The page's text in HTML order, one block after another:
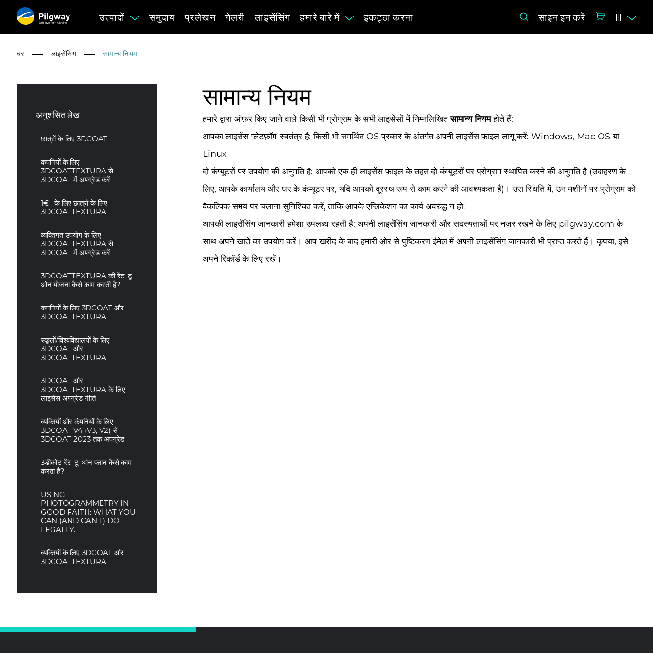
with love from Ukraine
उत्पादों समुदाय प्रलेखन गेलरी लाइसेंसिंग हमारे बारे में इकट्ठा करना साइन इन करें HI
घर लाइसेंसिंग सामान्य नियम
अनुशंसित लेख
छात्रों के लिए 3DCOAT
कंपनियों के लिए
3DCOATTEXTURA से
3DCOAT में अपग्रेड करें
1€ . के लिए छात्रों के लिए
3DCOATTEXTURA
व्यक्तिगत उपयोग के लिए
3DCOATTEXTURA से
3DCOAT में अपग्रेड करें
3DCOATTEXTURA की रेंट-टू-
ओन योजना कैसे काम करती है?
कंपनियों के लिए 3DCOAT और
3DCOATTEXTURA
स्कूलों/विश्वविद्यालयों के लिए
3DCOAT और
3DCOATTEXTURA
3DCOAT और
3DCOATTEXTURA के लिए
लाइसेंस अपग्रेड नीति
व्यक्तियों और कंपनियों के लिए
3DCOAT V4 (V3, V2) से
3DCOAT 2023 तक अपग्रेड
3डीकोट रेंट-टू-ओन प्लान कैसे काम
करता है?
USING
PHOTOGRAMMETRY IN
GOOD FAITH: WHAT YOU
CAN (AND CAN'T) DO
LEGALLY.
व्यक्तियों के लिए 3DCOAT और
3DCOATTEXTURA
सामान्य नियम
हमारे द्वारा ऑफ़र किए जाने वाले किसी भी प्रोग्राम के सभी लाइसेंसों में निम्नलिखितसामान्य नियमहोते हैं:
आपका लाइसेंस प्लेटफ़ॉर्म-स्वतंत्र है: किसी भी समर्थित OS प्रकार के अंतर्गत अपनी लाइसेंस फ़ाइल लागू करें: Windows, Mac OS या
Linux
दो कंप्यूटरों पर उपयोग की अनुमति है: आपको एक ही लाइसेंस फ़ाइल के तहत दो कंप्यूटरों पर प्रोग्राम स्थापित करने की अनुमति है (उदाहरण के
लिए, आपके कार्यालय और घर के कंप्यूटर पर, यदि आपको दूरस्थ रूप से काम करने की आवश्यकता है)। उस स्थिति में, उन मशीनों पर प्रोग्राम को
वैकल्पिक समय पर चलाना सुनिश्चित करें, ताकि आपके एप्लिकेशन का कार्य अवरुद्ध न हो!
आपकी लाइसेंसिंग जानकारी हमेशा उपलब्ध रहती है: अपनी लाइसेंसिंग जानकारी और सदस्यताओं पर नज़र रखने के लिए pilgway.com के
साथ अपने खाते का उपयोग करें। आप खरीद के बाद हमारी ओर से पुष्टिकरण ईमेल में अपनी लाइसेंसिंग जानकारी भी प्राप्त करते हैं। कृपया, इसे
अपने रिकॉर्ड के लिए रखें।